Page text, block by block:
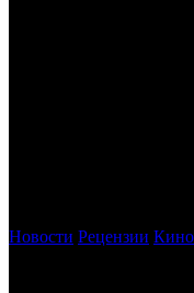
территории России
Новости Рецензии Кино